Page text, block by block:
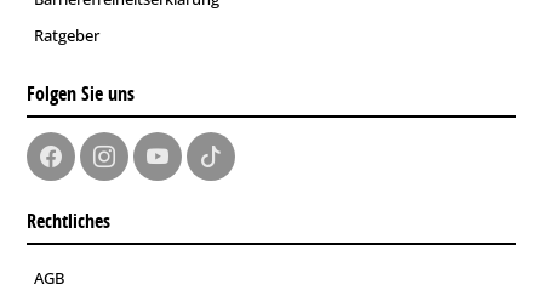
Ratgeber
Folgen Sie uns
Rechtliches
AGB